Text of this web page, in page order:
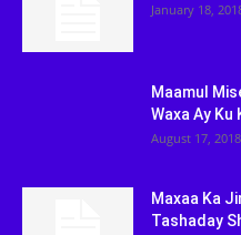
January 18,
Maamul
Waxa Ay Ku
August 17, 2018
Maxaa Ka
Tashaday